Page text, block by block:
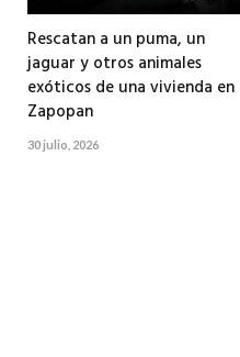
Rescatan a un puma, un
jaguar y otros animales
exóticos de una vivienda en
Zapopan
30 julio, 2026